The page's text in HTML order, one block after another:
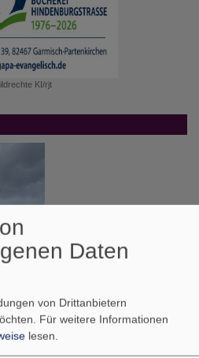
KI/rjt
Daten
von Drittanbietern
Für weitere Informationen
lesen.